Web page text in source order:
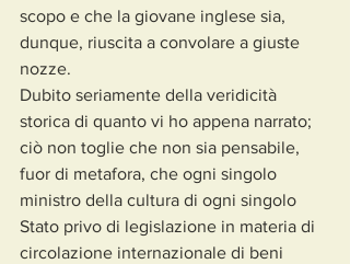
scopo e che la giovane inglese sia,
dunque, riuscita a convolare a giuste
nozze.
Dubito seriamente della veridicità
storica di quanto vi ho appena narrato;
ciò non toglie che non sia pensabile,
fuor di metafora, che ogni singolo
ministro della cultura di ogni singolo
Stato privo di legislazione in materia di
circolazione internazionale di beni